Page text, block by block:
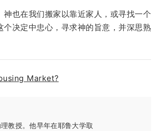
也在我们搬家以靠近家人，或寻找一个
决定中忠心，寻求神的旨意，并深思熟
Market?
教授。他早年在耶鲁大学取